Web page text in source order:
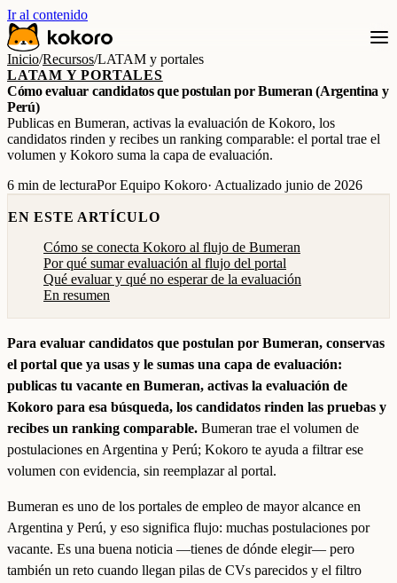
Ir al contenido
Inicio/Recursos/LATAM y portales
LATAM Y PORTALES
Cómo evaluar candidatos que postulan por Bumeran (Argentina y
Perú)
Publicas en Bumeran, activas la evaluación de Kokoro, los
candidatos rinden y recibes un ranking comparable: el portal trae el
volumen y Kokoro suma la capa de evaluación.
6 min de lecturaPor Equipo Kokoro· Actualizado junio de 2026
EN ESTE ARTÍCULO
Cómo se conecta Kokoro al flujo de Bumeran
Por qué sumar evaluación al flujo del portal
Qué evaluar y qué no esperar de la evaluación
En resumen
Para evaluar candidatos que postulan por Bumeran, conservas
el portal que ya usas y le sumas una capa de evaluación:
publicas tu vacante en Bumeran, activas la evaluación de
Kokoro para esa búsqueda, los candidatos rinden las pruebas y
recibes un ranking comparable. Bumeran trae el volumen de
postulaciones en Argentina y Perú; Kokoro te ayuda a filtrar ese
volumen con evidencia, sin reemplazar al portal.
Bumeran es uno de los portales de empleo de mayor alcance en
Argentina y Perú, y eso significa flujo: muchas postulaciones por
vacante. Es una buena noticia —tienes de dónde elegir— pero
también un reto cuando llegan pilas de CVs parecidos y el filtro